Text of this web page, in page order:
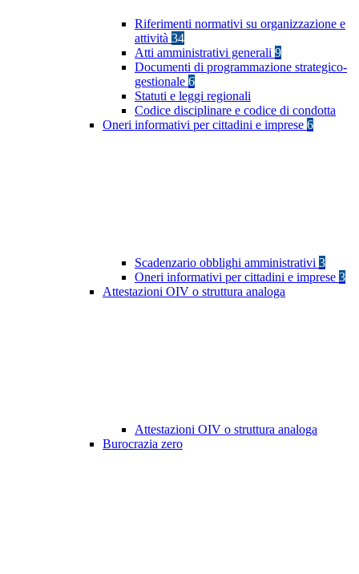
Riferimenti normativi su organizzazione e
attività 34
Atti amministrativi generali 9
Documenti di programmazione strategico-
gestionale 6
Statuti e leggi regionali
Codice disciplinare e codice di condotta
Oneri informativi per cittadini e imprese 6
Scadenzario obblighi amministrativi 3
Oneri informativi per cittadini e imprese 3
Attestazioni OIV o struttura analoga
Attestazioni OIV o struttura analoga
Burocrazia zero